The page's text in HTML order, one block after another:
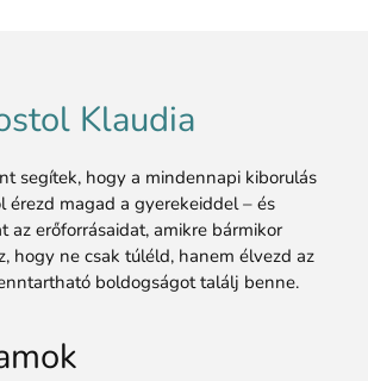
Klaudia
segítek, hogy a mindennapi kiborulás
érezd magad a gyerekeiddel – és
az erőforrásaidat, amikre bármikor
hogy ne csak túléld, hanem élvezd az
boldogságot találj benne.